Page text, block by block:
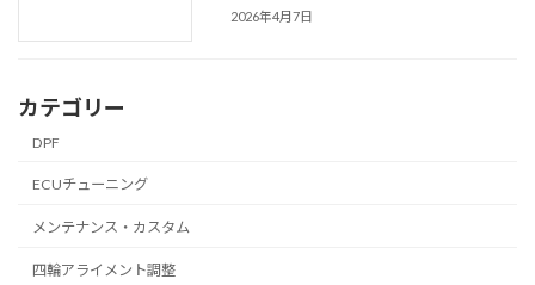
2026年4月7日
カテゴリー
DPF
ECUチューニング
メンテナンス・カスタム
四輪アライメント調整